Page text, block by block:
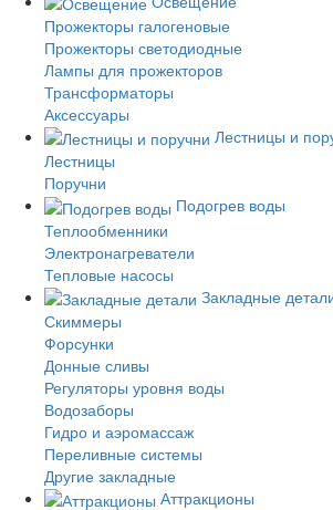
Прожекторы галогеновые
Прожекторы светодиодные
Лампы для прожекторов
Трансформаторы
Аксессуары
Лестницы и
Лестницы
Поручни
Подогрев воды
Теплообменники
Электронагреватели
Тепловые насосы
Закладные
Скиммеры
Форсунки
Донные сливы
Регуляторы уровня воды
Водозаборы
Гидро и аэромассаж
Переливные системы
Другие закладные
Аттракционы